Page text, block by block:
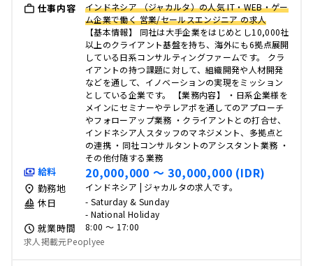
仕事内容
インドネシア （ジャカルタ）の人気 IT・WEB・ゲー
ム企業で働く 営業/セールスエンジニア の求人
【基本情報】 同社は大手企業をはじめとし10,000社
以上のクライアント基盤を持ち、海外にも6拠点展開
している日系コンサルティングファームです。 クラ
イアントの持つ課題に対して、組織開発や人材開発
などを通して、イノベーションの実現をミッション
としている企業です。 【業務内容】 ・日系企業様を
メインにセミナーやテレアポを通してのアプローチ
やフォローアップ業務 ・クライアントとの打合せ、
インドネシア人スタッフのマネジメント、多拠点と
の連携 ・同社コンサルタントのアシスタント業務 ・
その他付随する業務
給料 20,000,000 〜 30,000,000 (IDR)
勤務地 インドネシア | ジャカルタの求人です。
休日
- Saturday & Sunday
- National Holiday
就業時間
8:00 〜 17:00
求人掲載元Peoplyee